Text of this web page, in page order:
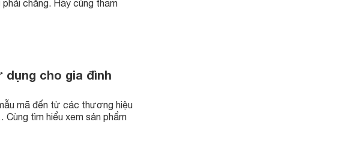
chăng. Hãy cùng tham
dụng cho gia đình
mã đến từ các thương hiệu
tìm hiểu xem sản phẩm